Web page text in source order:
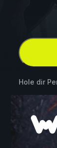
Hole dir